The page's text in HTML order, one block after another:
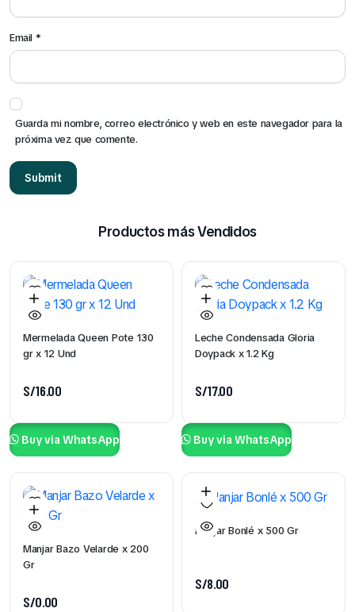
Email *
Guarda mi nombre, correo electrónico y web en este navegador para la
próxima vez que comente.
Productos más Vendidos
Mermelada Queen Pote 130
gr x 12 Und
S/16.00
Buy via WhatsApp
Leche Condensada Gloria
Doypack x 1.2 Kg
S/17.00
Buy via WhatsApp
Manjar Bazo Velarde x 200
Gr
S/0.00
Manjar Bonlé x 500 Gr
S/8.00